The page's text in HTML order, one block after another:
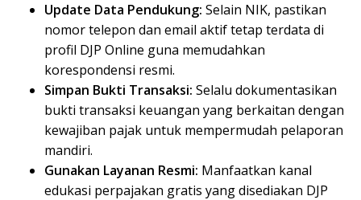
Update Data Pendukung: Selain NIK, pastikan
nomor telepon dan email aktif tetap terdata di
profil DJP Online guna memudahkan
korespondensi resmi.
Simpan Bukti Transaksi: Selalu dokumentasikan
bukti transaksi keuangan yang berkaitan dengan
kewajiban pajak untuk mempermudah pelaporan
mandiri.
Gunakan Layanan Resmi: Manfaatkan kanal
edukasi perpajakan gratis yang disediakan DJP